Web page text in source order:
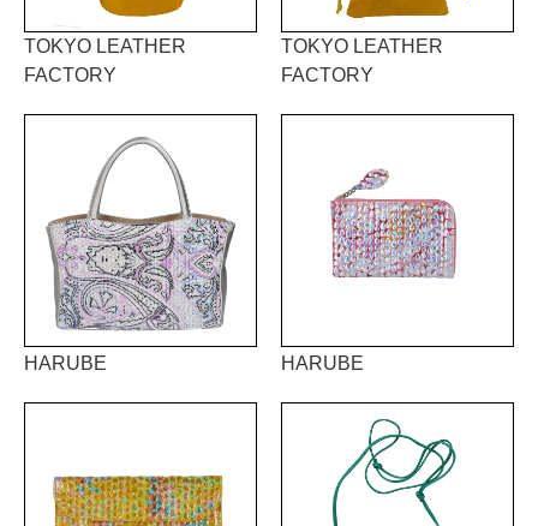
TOKYO LEATHER
FACTORY
TOKYO LEATHER
FACTORY
HARUBE HARUBE